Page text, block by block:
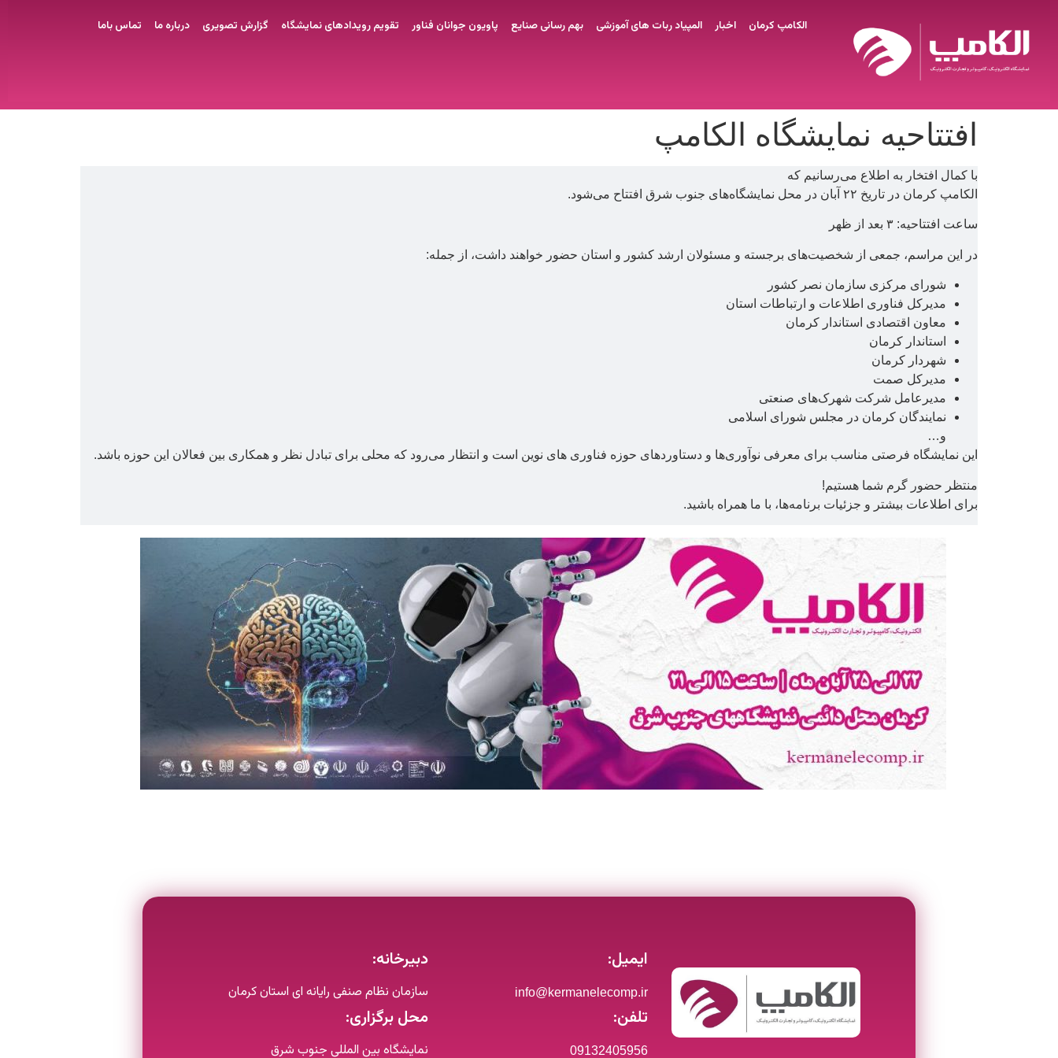
الکامپ کرمان اخبار المپیاد ربات های آموزشی بهم رسانی صنایع پاویون جوانان فناور تقویم رویداد‌های نمایشگاه گزارش تصویری درباره ما تماس باما
افتتاحیه نمایشگاه الکامپ
با کمال افتخار به اطلاع می‌رسانیم که
الکامپ کرمان در تاریخ ۲۲ آبان در محل نمایشگاه‌های جنوب شرق افتتاح می‌شود.
ساعت افتتاحیه: ۳ بعد از ظهر
در این مراسم، جمعی از شخصیت‌های برجسته و مسئولان ارشد کشور و استان حضور خواهند داشت، از جمله:
شورای مرکزی سازمان نصر کشور
مدیرکل فناوری اطلاعات و ارتباطات استان
معاون اقتصادی استاندار کرمان
استاندار کرمان
شهردار کرمان
مدیرکل صمت
مدیرعامل شرکت شهرک‌های صنعتی
نمایندگان کرمان در مجلس شورای اسلامی
و…
این نمایشگاه فرصتی مناسب برای معرفی نوآوری‌ها و دستاوردهای حوزه فناوری های نوین است و انتظار می‌رود که محلی برای تبادل نظر و همکاری بین فعالان این حوزه باشد.
منتظر حضور گرم شما هستیم!
برای اطلاعات بیشتر و جزئیات برنامه‌ها، با ما همراه باشید.
ایمیل:
info@kermanelecomp.ir
تلفن:
09132405956
دبیرخانه:
سازمان نظام صنفی رایانه ای استان کرمان
محل برگزاری:
نمایشگاه بین المللی جنوب شرق